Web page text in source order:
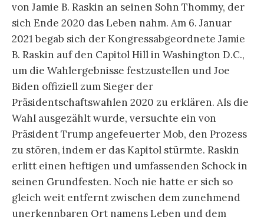
von Jamie B. Raskin an seinen Sohn Thommy, der
sich Ende 2020 das Leben nahm. Am 6. Januar
2021 begab sich der Kongressabgeordnete Jamie
B. Raskin auf den Capitol Hill in Washington D.C.,
um die Wahlergebnisse festzustellen und Joe
Biden offiziell zum Sieger der
Präsidentschaftswahlen 2020 zu erklären. Als die
Wahl ausgezählt wurde, versuchte ein von
Präsident Trump angefeuerter Mob, den Prozess
zu stören, indem er das Kapitol stürmte. Raskin
erlitt einen heftigen und umfassenden Schock in
seinen Grundfesten. Noch nie hatte er sich so
gleich weit entfernt zwischen dem zunehmend
unerkennbaren Ort namens Leben und dem